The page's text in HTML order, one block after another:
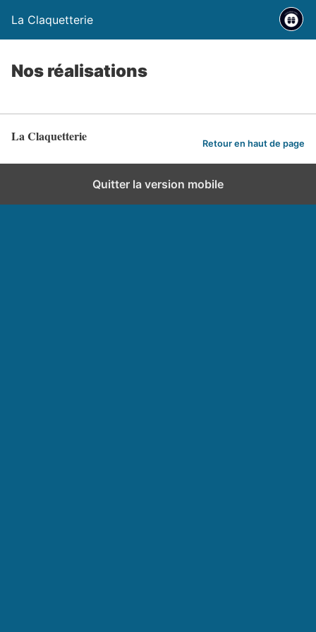
La Claquetterie
Nos réalisations
La Claquetterie Retour en haut de page
Quitter la version mobile